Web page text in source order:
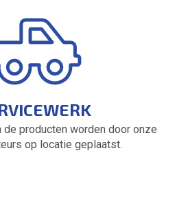
de producten worden door onze
op locatie geplaatst.